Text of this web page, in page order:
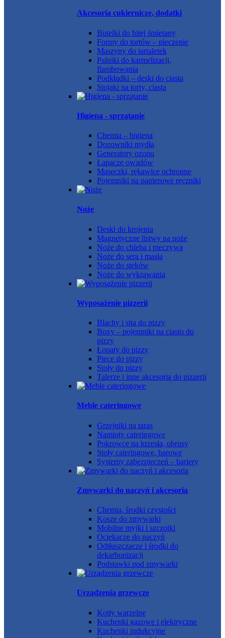
Akcesoria cukiernicze, dodatki
Butelki do bitej śmietany
Formy do tortów – pieczenie
Maszyny do tartaletek
Palniki do karmelizacji,
flambowania
Podkładki – deski do ciasta
Stojaki na torty, ciasta
Higiena - sprzątanie
Chemia – higiena
Dozowniki mydła
Generatory ozonu
Łapacze owadów
Maseczki, rękawice ochronne
Pojemniki na papierowe ręczniki
Noże
Deski do krojenia
Magnetyczne listwy na noże
Noże do chleba i pieczywa
Noże do sera i masła
Noże do steków
Noże do wykrawania
Wyposażenie pizzerii
Blachy i sita do pizzy
Boxy – pojemniki na ciasto do
pizzy
Łopaty do pizzy
Piece do pizzy
Stoły do pizzy
Talerze i inne akcesoria do pizzerii
Meble cateringowe
Grzejniki na taras
Namioty cateringowe
Pokrowce na krzesła, obrusy
Stoły cateringowe, barowe
Systemy zabezpieczeń – bariery
Zmywarki do naczyń i akcesoria
Chemia, środki czystości
Kosze do zmywarki
Mobilne myjki i szczotki
Ociekacze do naczyń
Odtłuszczacze i środki do
dekarbonizacji
Podstawki pod zmywarki
Urządzenia grzewcze
Kotły warzelne
Kuchenki gazowe i elektryczne
Kuchenki indukcyjne